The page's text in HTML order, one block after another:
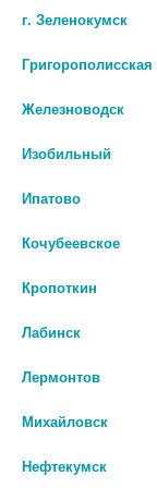
453 руб.
ВЕЛЛФИКС КРЕМ
г. Зеленокумск
Григорополисская
Железноводск
Изобильный
Ипатово
Кочубеевское
Кропоткин
Лабинск
Лермонтов
Михайловск
Нефтекумск